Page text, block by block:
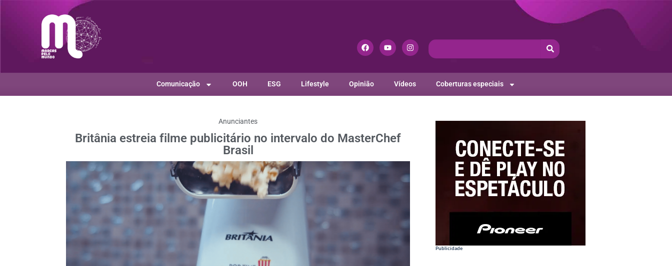
Comunicação OOH ESG Lifestyle Opinião Vídeos Coberturas especiais
Anunciantes
Britânia estreia filme publicitário no intervalo do MasterChef
Brasil
Publicidade